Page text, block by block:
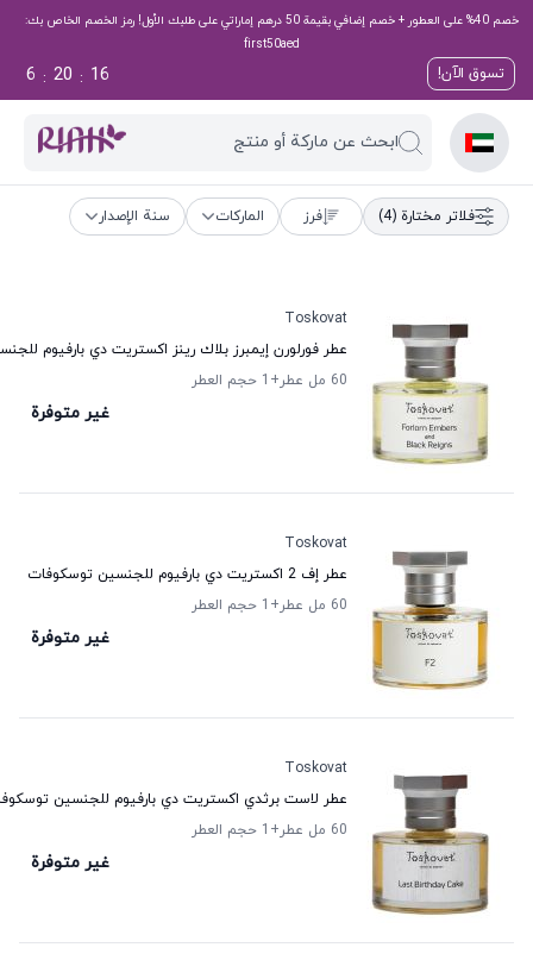
خصم 40% على العطور + خصم إضافي بقيمة 50 درهم إماراتي على طلبك الأول! رمز الخصم الخاص بك:
first50aed
تسوق الآن! 15
:
20
:
6
ابحث عن ماركة أو منتج
فلاتر مختارة (4) فرز الماركات سنة الإصدار
Toskovat
عطر فورلورن إيمبرز بلاك رينز اكستريت دي بارفيوم
60 مل عطر
+1 حجم العطر
غير متوفرة
Toskovat
عطر إف 2 اكستريت دي بارفيوم للجنسين توسكوفات
60 مل عطر
+1 حجم العطر
غير متوفرة
Toskovat
عطر لاست برثدي اكستريت دي بارفيوم للجنسين
60 مل عطر
+1 حجم العطر
غير متوفرة